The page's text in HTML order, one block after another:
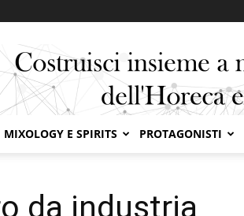
MIXOLOGY E SPIRITS PROTAGONISTI
da industria